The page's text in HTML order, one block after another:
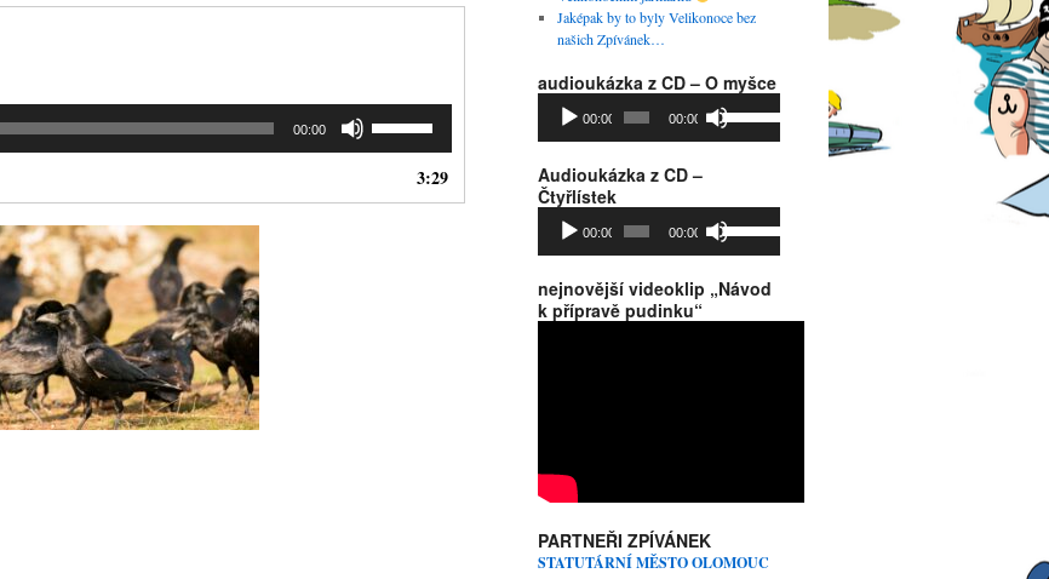
00:00
3:29
Jaképak by to byly Velikonoce bez
našich Zpívánek…
audioukázka z CD – O myšce
Audio
přehrávač00:00 00:00
Použitím
šipek
nahoru/dolů
snížíte
úroveň
hlasitosti.
Audioukázka z CD –
Čtyřlístek
Audio
přehrávač00:00 00:00
Použitím
šipek
nahoru/dolů
zvýšíte
snížíte
nejnovější videoklip „Návod
k přípravě pudinku“
PARTNEŘI ZPÍVÁNEK
STATUTÁRNÍ MĚSTO OLOMOUC